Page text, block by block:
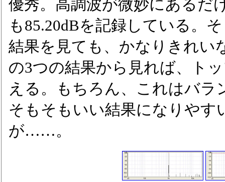
優秀。高調波が微妙にあるだ
も85.20dBを記録している。
結果を見ても、かなりきれい
の3つの結果から見れば、ト
える。もちろん、これはバラ
そもそもいい結果になりやす
が……。